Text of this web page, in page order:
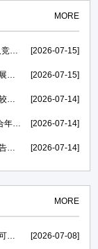
MORE
2026年中国纺织品行业研究：市场规模需求分析及竞争格局研究-中金企信发布 [2026-07-15]
神经外科精准手术医疗器械行业运行环境分析及发展策略研究报告-中金企信发布 [2026-07-15]
出海战略报告：厨余垃圾处理器行业海外发展起步较早，行业成熟度高-中金企信发布 [2026-07-14]
全球军用运输机投资价值评估：2026至2031年复合年均增长率维持在1.39%-中金企信发布 [2026-07-14]
环境调节设备行业全景监测调研及竞争格局调查报告（可定制）-中金企信发布 [2026-07-14]
MORE
经皮消融手术机器人项目可行性研究报告（投融资可研）--中金企信权威机构编制 [2026-07-08]